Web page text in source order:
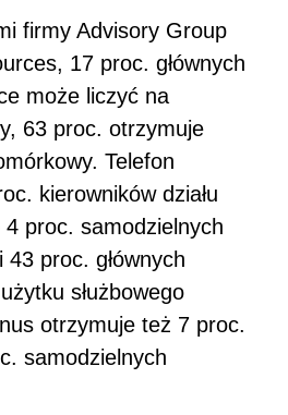
firmy Advisory Group
17 proc. głównych
może liczyć na
63 proc. otrzymuje
Telefon
kierowników działu
4 proc. samodzielnych
proc. głównych
służbowego
otrzymuje też 7 proc.
samodzielnych